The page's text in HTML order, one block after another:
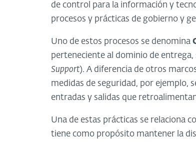
de control para la información y
procesos y prácticas de gobierno y
Uno de estos procesos se denomina
perteneciente al dominio de entrega,
Support). A diferencia de otros
medidas de seguridad, por ejemplo,
entradas y salidas que
Una de estas prácticas se relaciona
tiene como propósito mantener la